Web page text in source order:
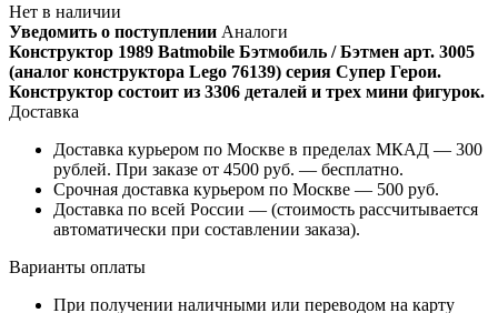
Нет в наличии
Уведомить о поступлении Аналоги
Конструктор 1989 Batmobile Бэтмобиль / Бэтмен арт. 3005
(аналог конструктора Lego 76139) серия Супер Герои.
Конструктор состоит из 3306 деталей и трех мини фигурок.
Доставка
Доставка курьером по Москве в пределах МКАД — 300
рублей. При заказе от 4500 руб. — бесплатно.
Срочная доставка курьером по Москве — 500 руб.
Доставка по всей России — (стоимость рассчитывается
автоматически при составлении заказа).
Варианты оплаты
При получении наличными или переводом на карту